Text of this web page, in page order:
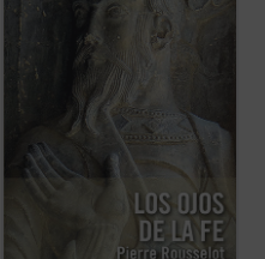
fe cristiana. En medio de la multiplicidad de
estas, centradas unas ...